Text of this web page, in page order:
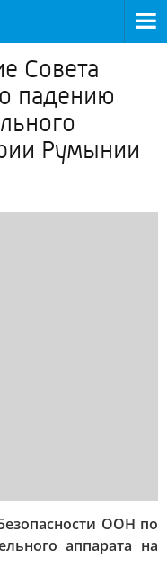
Совета
падению
Румынии
ООН по
аппарата на